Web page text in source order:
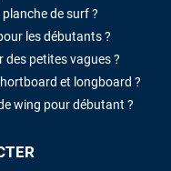
de surf ?
les débutants ?
des petites vagues ?
et longboard ?
wing pour débutant ?